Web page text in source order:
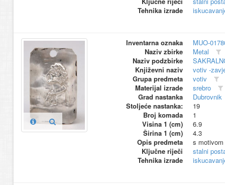
Tehnika izrade
Inventarna oznaka
MUO-
Naziv zbirke
Metal
Naziv podzbirke
Književni naziv
votiv -
Grupa predmeta
votiv
Materijal izrade
srebro
Grad nastanka
Dubrovnik
Stoljeće nastanka:
19
Broj komada
1
Visina 1 (cm)
6.9
Širina 1 (cm)
4.3
Opis predmeta
s
Ključne riječi
stalni
Tehnika izrade